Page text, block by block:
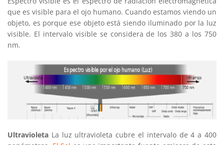
que es visible para el ojo humano. Cuando estamos viendo un
objeto, es porque ese objeto está siendo iluminado por la luz
visible. El intervalo visible se considera de los 380 a los 750
nm.
Ultravioleta La luz ultravioleta cubre el intervalo de 4 a 400